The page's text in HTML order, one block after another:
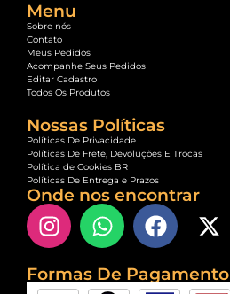
Menu
Sobre nós
Contato
Meus Pedidos
Acompanhe Seus Pedidos
Editar Cadastro
Todos Os Produtos
Nossas Políticas
Políticas De Privacidade
Políticas De Frete, Devoluções E Trocas
Política de Cookies BR
Políticas De Entrega e Prazos
Onde nos encontrar
Formas De Pagamento